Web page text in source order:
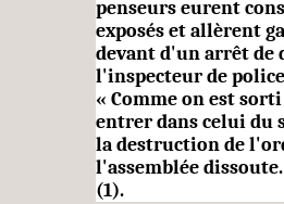
penseurs eurent
exposés et allèrent
devant d'un arrêt de
l'inspecteur de
« Comme on est
entrer dans celui du
la destruc­tion de
l'assemblée
(1).